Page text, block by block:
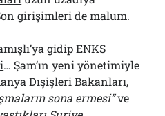
girişimleri de malum.
gidip ENKS
… Şam’ın yeni yönetimiyle
Dışişleri Bakanları,
sona ermesi”ve